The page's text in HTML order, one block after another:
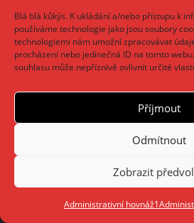
Blá blá kůkýs. K ukládání a/nebo přístupu k
používáme technologie jako jsou soubory
technologiemi nám umožní zpracovávat
procházení nebo jedinečná ID na tomto
souhlasu může nepříznivě ovlivnit určité
Příjmout
Odmítnout
Zobrazit
Administrativní hovnáž1